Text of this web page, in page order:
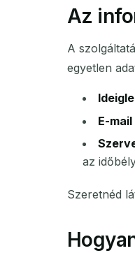
Az
A
egyetlen
E-
az
Szeretnéd